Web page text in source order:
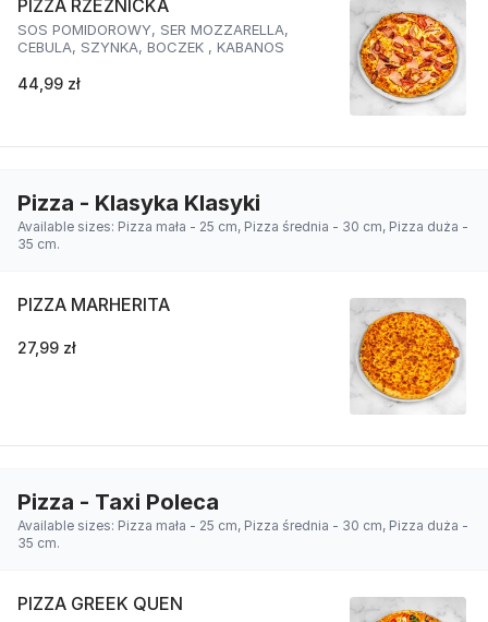
PIZZA RZEŻNICKA
SOS POMIDOROWY, SER MOZZARELLA,
CEBULA, SZYNKA, BOCZEK , KABANOS
44,99 zł
Pizza - Klasyka Klasyki
Available sizes: Pizza mała - 25 cm, Pizza średnia - 30 cm, Pizza duża -
35 cm.
PIZZA MARHERITA
27,99 zł
Pizza - Taxi Poleca
Available sizes: Pizza mała - 25 cm, Pizza średnia - 30 cm, Pizza duża -
35 cm.
PIZZA GREEK QUEN